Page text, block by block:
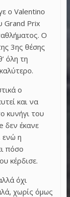
ο Valentino
Grand Prix
Ο
3ης θέσης
όλη τη
ο
και να
κυνήγι του
δεν έκανε
ενώ η
πόσο
κέρδισε.
όχι
χωρίς όμως